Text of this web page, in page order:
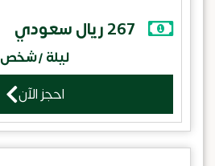
267 ريال سعودي
ليلة /شخص
احجز الآن